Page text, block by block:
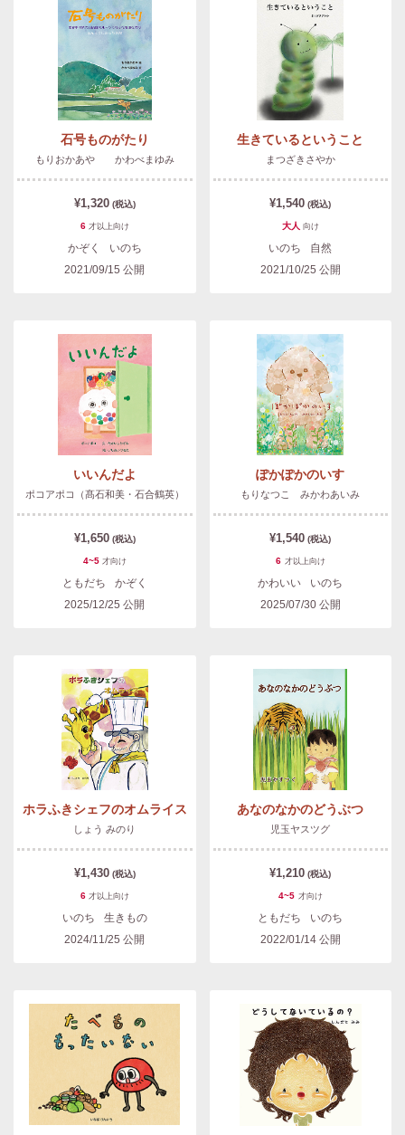
石号ものがたり
もりおかあや かわべまゆみ
¥1,320 (税込)
6 才以上向け
かぞく
いのち
2021/09/15 公開
生きているということ
まつざきさやか
¥1,540 (税込)
大人 向け
いのち
自然
2021/10/25 公開
いいんだよ
ポコアポコ（髙石和美・石合鶴英）
¥1,650 (税込)
4~5 才向け
ともだち
かぞく
2025/12/25 公開
ぽかぽかのいす
もりなつこ みかわあいみ
¥1,540 (税込)
6 才以上向け
かわいい
いのち
2025/07/30公開
ホラふきシェフのオムライス
しょう みのり
¥1,430 (税込)
6 才以上向け
いのち
生きもの
2024/11/25 公開
あなのなかのどうぶつ
児玉ヤスツグ
¥1,210 (税込)
4~5 才向け
ともだち
いのち
2022/01/14公開